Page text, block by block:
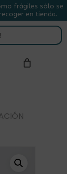
frágiles sólo se
en tienda.
CLOSE
CART